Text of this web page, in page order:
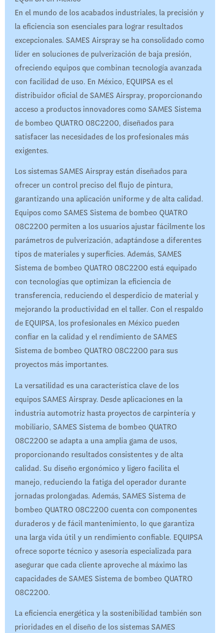
En el mundo de los acabados industriales, la precisión y
la eficiencia son esenciales para lograr resultados
excepcionales. SAMES Airspray se ha consolidado como
líder en soluciones de pulverización de baja presión,
ofreciendo equipos que combinan tecnología avanzada
con facilidad de uso. En México, EQUIPSA es el
distribuidor oficial de SAMES Airspray, proporcionando
acceso a productos innovadores como SAMES Sistema
de bombeo QUATRO 08C2200, diseñados para
satisfacer las necesidades de los profesionales más
exigentes.​
Los sistemas SAMES Airspray están diseñados para
ofrecer un control preciso del flujo de pintura,
garantizando una aplicación uniforme y de alta calidad.
Equipos como SAMES Sistema de bombeo QUATRO
08C2200 permiten a los usuarios ajustar fácilmente los
parámetros de pulverización, adaptándose a diferentes
tipos de materiales y superficies. Además, SAMES
Sistema de bombeo QUATRO 08C2200 está equipado
con tecnologías que optimizan la eficiencia de
transferencia, reduciendo el desperdicio de material y
mejorando la productividad en el taller. Con el respaldo
de EQUIPSA, los profesionales en México pueden
confiar en la calidad y el rendimiento de SAMES
Sistema de bombeo QUATRO 08C2200 para sus
proyectos más importantes.​
La versatilidad es una característica clave de los
equipos SAMES Airspray. Desde aplicaciones en la
industria automotriz hasta proyectos de carpintería y
mobiliario, SAMES Sistema de bombeo QUATRO
08C2200 se adapta a una amplia gama de usos,
proporcionando resultados consistentes y de alta
calidad. Su diseño ergonómico y ligero facilita el
manejo, reduciendo la fatiga del operador durante
jornadas prolongadas. Además, SAMES Sistema de
bombeo QUATRO 08C2200 cuenta con componentes
duraderos y de fácil mantenimiento, lo que garantiza
una larga vida útil y un rendimiento confiable. EQUIPSA
ofrece soporte técnico y asesoría especializada para
asegurar que cada cliente aproveche al máximo las
capacidades de SAMES Sistema de bombeo QUATRO
08C2200.​
La eficiencia energética y la sostenibilidad también son
prioridades en el diseño de los sistemas SAMES